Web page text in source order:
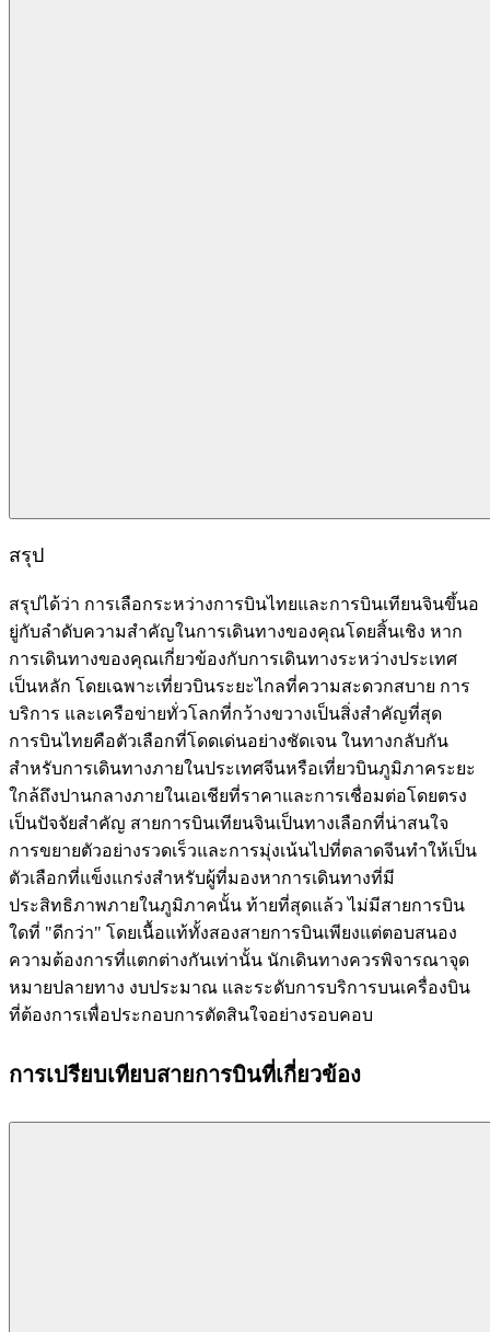
สรุป
สรุปได้ว่า การเลือกระหว่างการบินไทยและการบินเทียนจินขึ้นอ
ยู่กับลำดับความสำคัญในการเดินทางของคุณโดยสิ้นเชิง หาก
การเดินทางของคุณเกี่ยวข้องกับการเดินทางระหว่างประเทศ
เป็นหลัก โดยเฉพาะเที่ยวบินระยะไกลที่ความสะดวกสบาย การ
บริการ และเครือข่ายทั่วโลกที่กว้างขวางเป็นสิ่งสำคัญที่สุด
การบินไทยคือตัวเลือกที่โดดเด่นอย่างชัดเจน ในทางกลับกัน
สำหรับการเดินทางภายในประเทศจีนหรือเที่ยวบินภูมิภาคระยะ
ใกล้ถึงปานกลางภายในเอเชียที่ราคาและการเชื่อมต่อโดยตรง
เป็นปัจจัยสำคัญ สายการบินเทียนจินเป็นทางเลือกที่น่าสนใจ
การขยายตัวอย่างรวดเร็วและการมุ่งเน้นไปที่ตลาดจีนทำให้เป็น
ตัวเลือกที่แข็งแกร่งสำหรับผู้ที่มองหาการเดินทางที่มี
ประสิทธิภาพภายในภูมิภาคนั้น ท้ายที่สุดแล้ว ไม่มีสายการบิน
ใดที่ "ดีกว่า" โดยเนื้อแท้ทั้งสองสายการบินเพียงแต่ตอบสนอง
ความต้องการที่แตกต่างกันเท่านั้น นักเดินทางควรพิจารณาจุด
หมายปลายทาง งบประมาณ และระดับการบริการบนเครื่องบิน
ที่ต้องการเพื่อประกอบการตัดสินใจอย่างรอบคอบ
การเปรียบเทียบสายการบินที่เกี่ยวข้อง